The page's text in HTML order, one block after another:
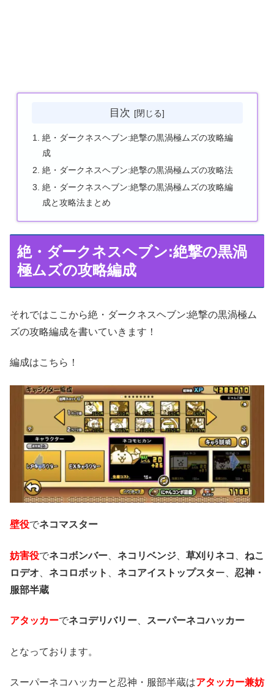
目次
絶・ダークネスヘブン:絶撃の黒渦極ムズの攻略編
成
絶・ダークネスヘブン:絶撃の黒渦極ムズの攻略法
絶・ダークネスヘブン:絶撃の黒渦極ムズの攻略編
成と攻略法まとめ
絶・ダークネスヘブン:絶撃の黒渦
極ムズの攻略編成
それではここから絶・ダークネスヘブン:絶撃の黒渦極ム
ズの攻略編成を書いていきます！
編成はこちら！
壁役でネコマスター
妨害役でネコボンバー ネコリベンジ 草刈りネコ
ねこ
ロデオ
ネコロボット ネコアイストップスター、 忍神・
服部半蔵
アタッカーでネコデリバリー スーパーネコハッカー
となっております。
スーパーネコハッカーと忍神・服部半蔵はアタッカー兼妨